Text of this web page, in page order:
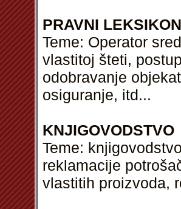
PRAVNI LEKSIKON
Teme: Operator
vlastitoj šteti,
odobravanje
osiguranje, itd...
KNJIGOVODSTVO
Teme:
reklamacije
vlastitih proizvoda,